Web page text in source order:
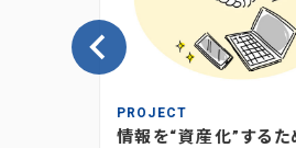
PROJECT
情報を“資産化”する